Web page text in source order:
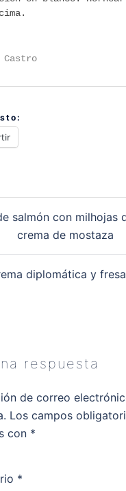
salmón con milhojas
crema de mostaza
diplomática y
respuesta
de correo
Los campos
con *
*